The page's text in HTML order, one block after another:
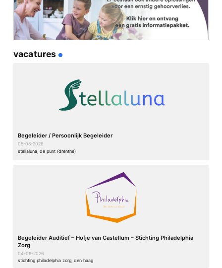
vacatures
Begeleider / Persoonlijk Begeleider
05-08-2026
stellaluna, de punt (drenthe)
Begeleider Auditief – Hofje van Castellum – Stichting Philadelphia
Zorg
04-08-2026
stichting philadelphia zorg, den haag